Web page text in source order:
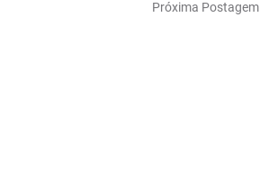
Próxima Postagem